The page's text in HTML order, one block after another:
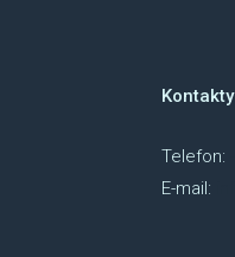
Kontakty
Telefon:
E-mail: